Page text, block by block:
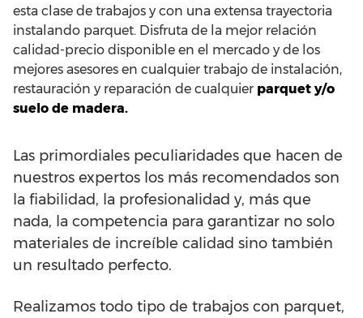
esta clase de trabajos y con una extensa trayectoria
instalando parquet. Disfruta de la mejor relación
calidad-precio disponible en el mercado y de los
mejores asesores en cualquier trabajo de instalación,
restauración y reparación de cualquier parquet y/o
suelo de madera.
Las primordiales peculiaridades que hacen de
nuestros expertos los más recomendados son
la fiabilidad, la profesionalidad y, más que
nada, la competencia para garantizar no solo
materiales de increíble calidad sino también
un resultado perfecto.
Realizamos todo tipo de trabajos con parquet,